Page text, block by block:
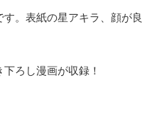
す。表紙の星アキラ、顔が良
下ろし漫画が収録！